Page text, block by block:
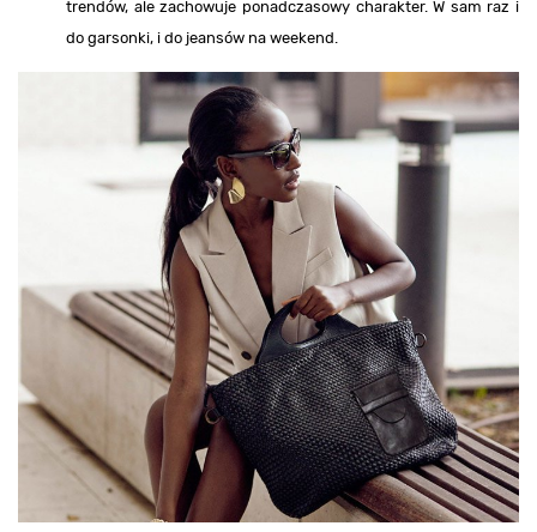
trendów, ale zachowuje ponadczasowy charakter. W sam raz i
do garsonki, i do jeansów na weekend.